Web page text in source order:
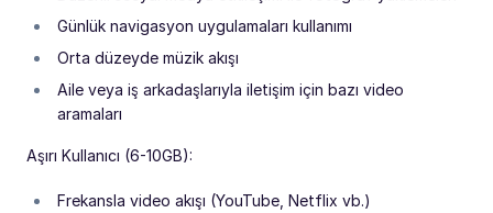
Günlük navigasyon uygulamaları kullanımı
Orta düzeyde müzik akışı
Aile veya iş arkadaşlarıyla iletişim için bazı video
aramaları
Aşırı Kullanıcı (6-10GB):
Frekansla video akışı (YouTube, Netflix vb.)